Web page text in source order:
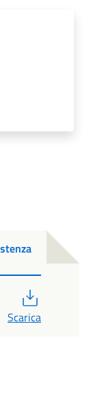
Scarica